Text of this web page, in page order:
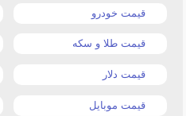
قیمت خودرو
قیمت طلا و سکه
قیمت دلار
قیمت موبایل